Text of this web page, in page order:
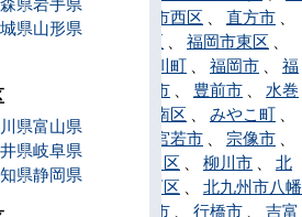
間市
福岡市西区 直方市
福岡市博多区
福岡市東区
広川町 福岡市
福
福津市 豊前市
水巻
福岡市南区 みやこ町
みやま市
宮若市 宗像市
北九州市門司区
柳川市
北
九州市八幡西区
北九州市八幡
八女市 行橋市
吉富
県山形県
県富山県
県岐阜県
県静岡県